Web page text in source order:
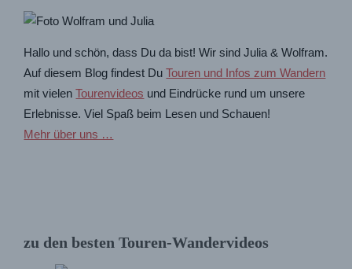
Hallo und schön, dass Du da bist! Wir sind Julia & Wolfram.
Auf diesem Blog findest DuTouren und Infos zum Wandern
mit vielenTourenvideos und Eindrücke rund um unsere
Erlebnisse. Viel Spaß beim Lesen und Schauen!
Mehr über uns …
zu den besten Touren-Wandervideos